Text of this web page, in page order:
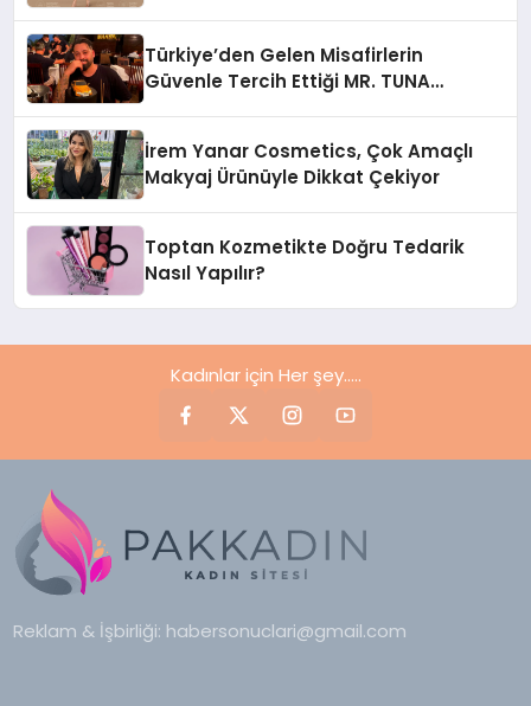
Türkiye’den Gelen Misafirlerin
Güvenle Tercih Ettiği MR. TUNA
İrem Yanar Cosmetics, Çok Amaçlı
Makyaj Ürünüyle Dikkat Çekiyor
Toptan Kozmetikte Doğru Tedarik
Nasıl Yapılır?
Kadınlar için Her şey.....
Reklam & İşbirliği: habersonuclari@gmail.com